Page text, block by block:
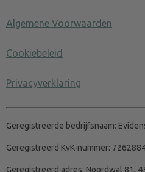
Algemene Voorwaarden
Cookiebeleid
Privacyverklaring
Geregistreerde bedrijfsnaam:
Geregistreerd KvK-nummer:
Geregistreerd adres: Noordwal 81,